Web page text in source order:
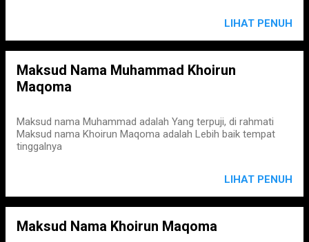
LIHAT PENUH
Maksud Nama Muhammad Khoirun
Maqoma
Maksud nama Muhammad adalah Yang terpuji, di rahmati
Maksud nama Khoirun Maqoma adalah Lebih baik tempat
tinggalnya
LIHAT PENUH
Maksud Nama Khoirun Maqoma